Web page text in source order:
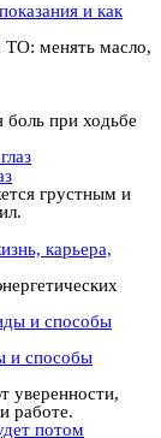
и как
ТО: менять масло,
при ходьбе
грустным и
карьера,
и способы
уверенности,
работе.